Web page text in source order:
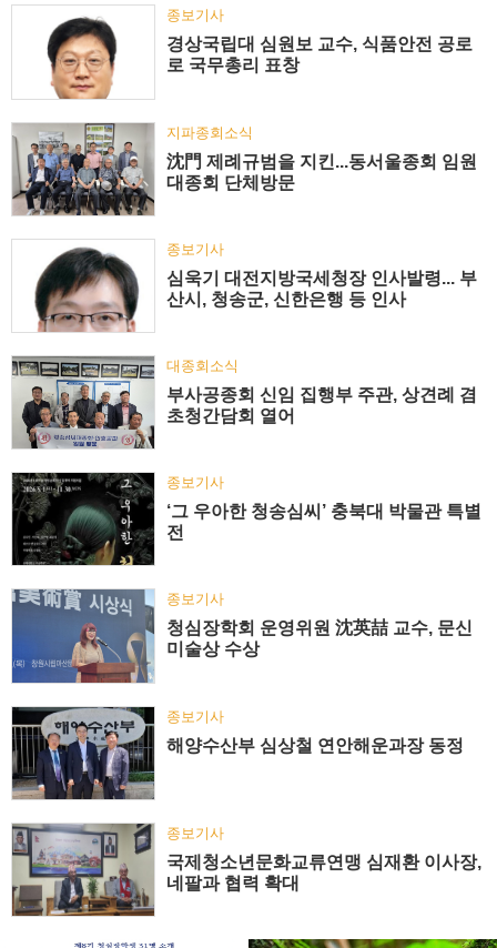
종보기사
경상국립대 심원보 교수, 식품안전 공로
로 국무총리 표창
지파종회소식
沈門 제례규범을 지킨...동서울종회 임원
대종회 단체방문
종보기사
심욱기 대전지방국세청장 인사발령... 부
산시, 청송군, 신한은행 등 인사
대종회소식
부사공종회 신임 집행부 주관, 상견례 겸
초청간담회 열어
종보기사
‘그 우아한 청송심씨’ 충북대 박물관 특별
전
종보기사
청심장학회 운영위원 沈英喆 교수, 문신
미술상 수상
종보기사
해양수산부 심상철 연안해운과장 동정
종보기사
국제청소년문화교류연맹 심재환 이사장,
네팔과 협력 확대